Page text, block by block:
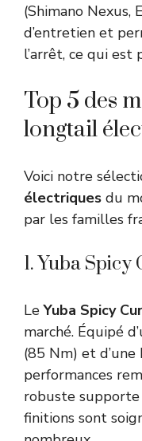
(Shimano Nexus,
d’entretien et
l’arrêt, ce qui
Top 5 des
longtail
Voici notre
électriques du
par les familles
1. Yuba
LeYuba Spicy
marché. Équipé
(85 Nm) et
performances
robuste supporte
finitions sont